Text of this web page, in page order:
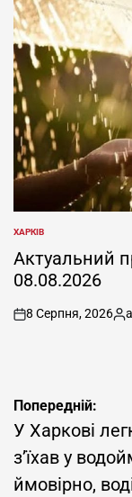
ОПУБЛІКУВАТИ
ХАРКІВ
Актуальний
08.08.2026
on
8 Серпня, 2026
Навігація
записів
Попередній:
У Харкові
з’їхав у
ймовірно,